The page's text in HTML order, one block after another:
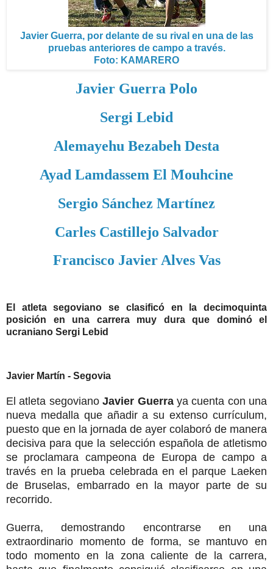
Javier Guerra, por delante de su rival en una de las
pruebas anteriores de campo a través.
Foto: KAMARERO
Javier Guerra Polo
Sergi Lebid
Alemayehu Bezabeh Desta
Ayad Lamdassem El Mouhcine
Sergio Sánchez Martínez
Carles Castillejo Salvador
Francisco Javier Alves Vas
El atleta segoviano se clasificó en la decimoquinta
posición en una carrera muy dura que dominó el
ucraniano Sergi Lebid
Javier Martín - Segovia
El atleta segovianoJavier Guerraya cuenta con una
nueva medalla que añadir a su extenso currículum,
puesto que en la jornada de ayer colaboró de manera
decisiva para que la selección española de atletismo
se proclamara campeona de Europa de campo a
través en la prueba celebrada en el parque Laeken
de Bruselas, embarrado en la mayor parte de su
recorrido.
Guerra, demostrando encontrarse en una
extraordinario momento de forma, se mantuvo en
todo momento en la zona caliente de la carrera,